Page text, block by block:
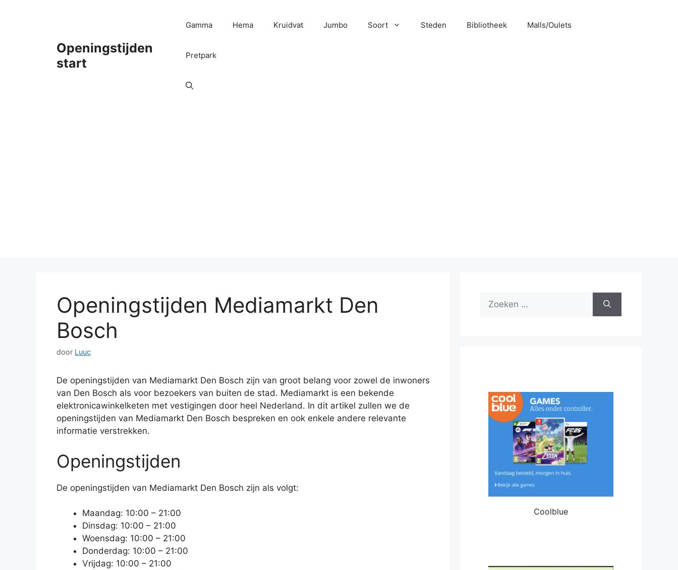
Openingstijden
start
Gamma Hema Kruidvat Jumbo Soort Steden Bibliotheek Malls/Oulets
Pretpark
Openingstijden Mediamarkt Den
Bosch
door Luuc
De openingstijden van Mediamarkt Den Bosch zijn van groot belang voor zowel de inwoners
van Den Bosch als voor bezoekers van buiten de stad. Mediamarkt is een bekende
elektronicawinkelketen met vestigingen door heel Nederland. In dit artikel zullen we de
openingstijden van Mediamarkt Den Bosch bespreken en ook enkele andere relevante
informatie verstrekken.
Openingstijden
De openingstijden van Mediamarkt Den Bosch zijn als volgt:
Maandag: 10:00 – 21:00
Dinsdag: 10:00 – 21:00
Woensdag: 10:00 – 21:00
Donderdag: 10:00 – 21:00
Vrijdag: 10:00 – 21:00
Zoek
Coolblue